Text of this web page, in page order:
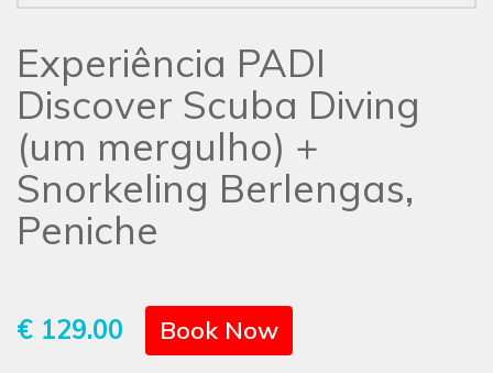
Experiência PADI
Discover Scuba Diving
(um mergulho) +
Snorkeling Berlengas,
Peniche
€ 129.00 Book Now